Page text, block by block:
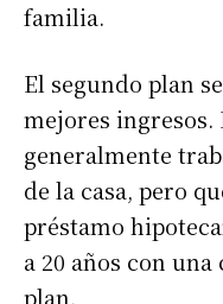
familia.
El segundo plan
mejores ingresos.
generalmente
de la casa, pero
préstamo
a 20 años con
plan.